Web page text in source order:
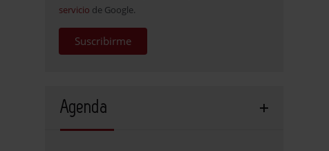
servicio de Google.
Suscribirme
Agenda